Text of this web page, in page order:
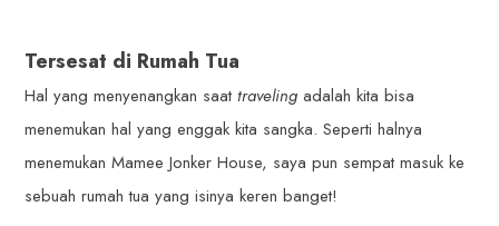
Tersesat di Rumah Tua
Hal yang menyenangkan saattraveling adalah kita bisa
menemukan hal yang enggak kita sangka. Seperti halnya
menemukan Mamee Jonker House, saya pun sempat masuk ke
sebuah rumah tua yang isinya keren banget!